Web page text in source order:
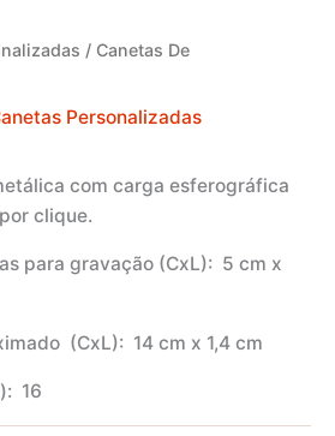
/ Canetas De
Personalizadas
com carga esferográfica
clique.
para gravação (CxL): 5 cm x
(CxL): 14 cm x 1,4 cm
16